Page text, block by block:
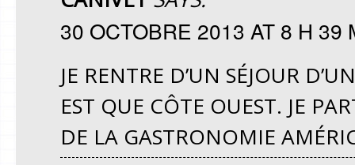
30 OCTOBRE 2013 AT 8 H 39
JE RENTRE D’UN SÉJOUR
EST QUE CÔTE OUEST. JE
DE LA GASTRONOMIE